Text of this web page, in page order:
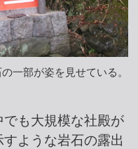
一部が姿を見せている。
も大規模な社殿が
ような岩石の露出